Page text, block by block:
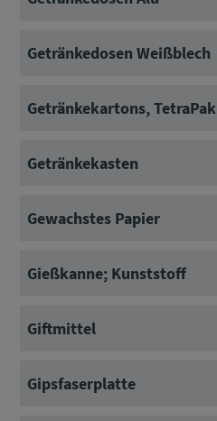
Getränkedosen Weißblech
Getränkekartons,
Getränkekasten
Gewachstes Papier
Gießkanne; Kunststoff
Giftmittel
Gipsfaserplatte